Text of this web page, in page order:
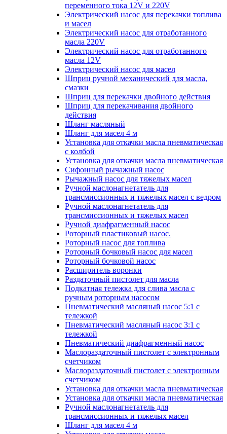
переменного тока 12V и 220V
Электрический насос для перекачки топлива
и масел
Электрический насос для отработанного
масла 220V
Электрический насос для отработанного
масла 12V
Электрический насос для масел
Шприц ручной механический для масла,
смазки
Шприц для перекачки двойного действия
Шприц для перекачивания двойного
действия
Шланг масляный
Шланг для масел 4 м
Установка для откачки масла пневматическая
с колбой
Установка для откачки масла пневматическая
Сифонный рычажный насос
Рычажный насос для тяжелых масел
Ручной маслонагнетатель для
трансмиссионных и тяжелых масел с ведром
Ручной маслонагнетатель для
трансмиссионных и тяжелых масел
Ручной диафрагменный насос
Роторный пластиковый насос.
Роторный насос для топлива
Роторный бочковый насос для масел
Роторный бочковой насос
Расширитель воронки
Раздаточный пистолет для масла
Подкатная тележка для слива масла с
ручным роторным насосом
Пневматический масляный насос 5:1 с
тележкой
Пневматический масляный насос 3:1 с
тележкой
Пневматический диафрагменный насос
Маслораздаточный пистолет с электронным
счетчиком
Маслораздаточный пистолет с электронным
счетчиком
Установка для откачки масла пневматическая
Установка для откачки масла пневматическая
Ручной маслонагнетатель для
трансмиссионных и тяжелых масел
Шланг для масел 4 м